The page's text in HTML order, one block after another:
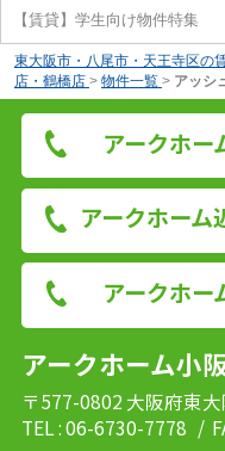
【賃貸】学生向け物件特集
東大阪市・八尾市・天王寺区の
店・鶴橋店 > 物件一覧 > アッシ
アークホー
アークホーム
アークホー
アークホーム小
〒577-0802 大阪府東
TEL : 06-6730-7778 /